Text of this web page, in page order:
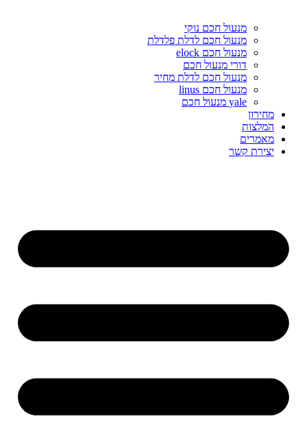
מנעול חכם נוקי
מנעול חכם לדלת פלדלת
מנעול חכם elock
דורי מנעול חכם
מנעול חכם לדלת מחיר
מנעול חכם linus
yale מנעול חכם
מחירון
המלצות
מאמרים
יצירת קשר